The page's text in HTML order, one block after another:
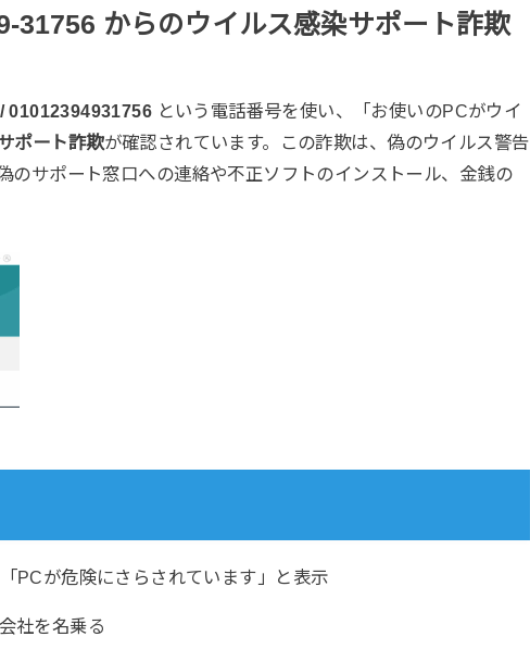
31756 からのウイルス感染サポート詐欺
01012394931756 という電話番号を使い、「お使いのPCがウイ
ポート詐欺が確認されています。この詐欺は、偽のウイルス警告
のサポート窓口への連絡や不正ソフトのインストール、金銭の
PCが危険にさらされています」と表示
社を名乗る